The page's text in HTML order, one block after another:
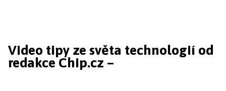
Video tipy ze světa technologií od
redakce Chip.cz –